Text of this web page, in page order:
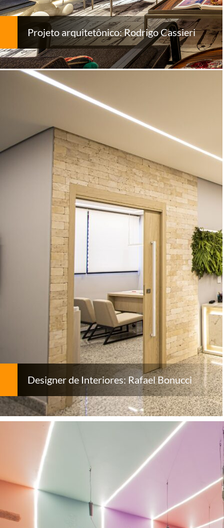
Projeto arquitetônico: Rodrigo Cassieri
Designer de Interiores: Rafael Bonucci